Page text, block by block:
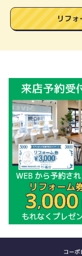
リフォ
コーポ